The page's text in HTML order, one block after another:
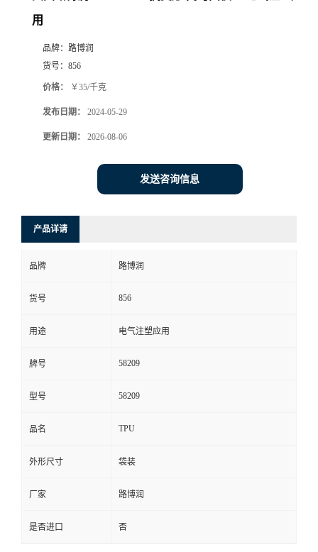
用
品牌： 路博润
货号： 856
价格： ￥35/千克
发布日期： 2024-05-29
更新日期： 2026-08-06
发送咨询信息
产品详请
品牌 路博润
货号 856
用途 电气注塑应用
牌号 58209
型号 58209
品名 TPU
外形尺寸 袋装
厂家 路博润
是否进口 否